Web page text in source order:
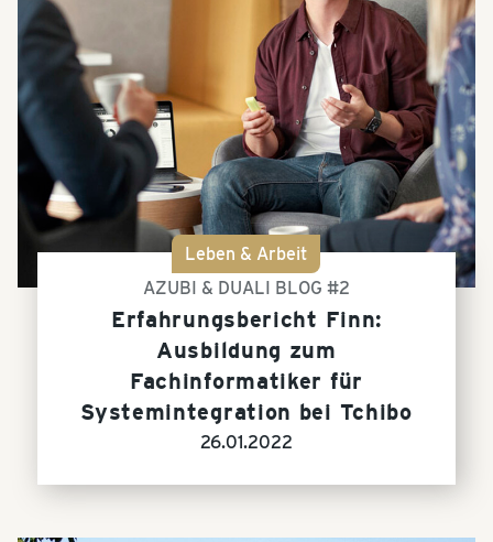
Leben & Arbeit
AZUBI & DUALI BLOG #2
Erfahrungsbericht Finn:
Ausbildung zum
Fachinformatiker für
Systemintegration bei Tchibo
26.01.2022